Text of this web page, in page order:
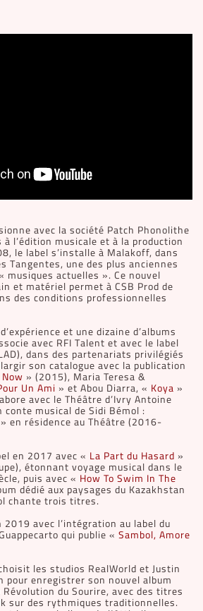
avec la société Patch Phonolithe
l’édition musicale et à la production
le label s’installe à Malakoff, dans
Tangentes, une des plus anciennes
musiques actuelles ». Ce nouvel
et matériel permet à CSB Prod de
des conditions professionnelles
et une dizaine d’albums
avec RFI Talent et avec le label
dans des partenariats privilégiés
son catalogue avec la publication
Now » (2015), Maria Teresa &
Un Ami » et Abou Diarra, « Koya »
avec le Théâtre d’Ivry Antoine
musical de Sidi Bémol :
» en résidence au Théâtre (2016-
en 2017 avec « La Part du Hasard »
étonnant voyage musical dans le
puis avec « How To Swim In The
dédié aux paysages du Kazakhstan
chante trois titres.
avec l’intégration au label du
qui publie « Sambol, Amore
les studios RealWorld et Justin
pour enregistrer son nouvel album
Révolution du Sourire, avec des titres
sur des rythmiques traditionnelles.